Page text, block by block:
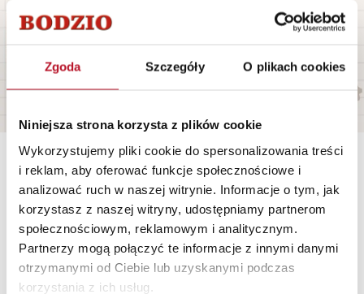
Zgoda Szczegóły O plikach cookies
Niniejsza strona korzysta z plików cookie
Wykorzystujemy pliki cookie do spersonalizowania treści
i reklam, aby oferować funkcje społecznościowe i
analizować ruch w naszej witrynie. Informacje o tym, jak
korzystasz z naszej witryny, udostępniamy partnerom
społecznościowym, reklamowym i analitycznym.
Partnerzy mogą połączyć te informacje z innymi danymi
otrzymanymi od Ciebie lub uzyskanymi podczas
korzystania z ich usług.
Polecane Nowości Promocje